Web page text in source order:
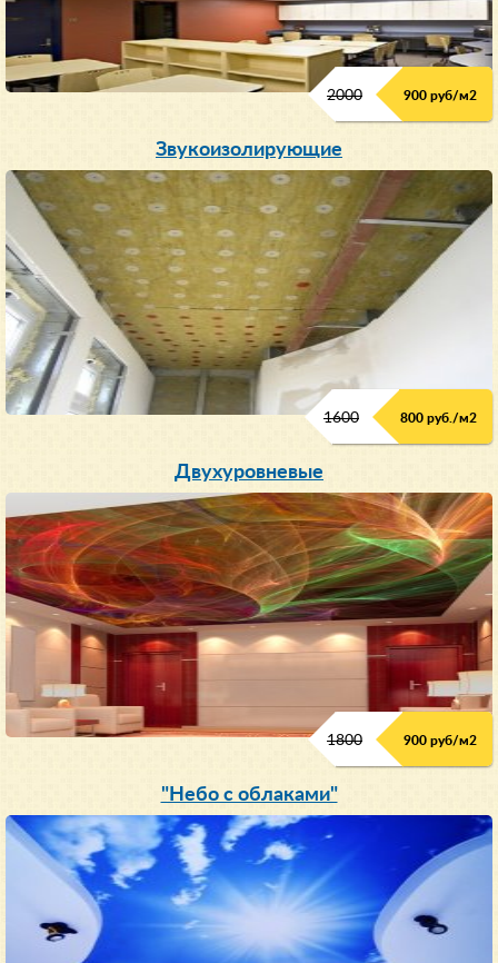
2000 900 руб/м2
Звукоизолирующие
1600 800 руб./м2
Двухуровневые
1800 900 руб/м2
"Небо с облаками"